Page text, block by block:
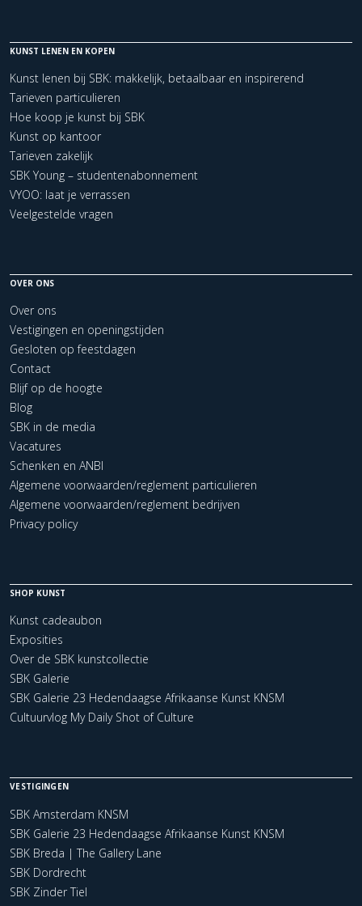
KUNST LENEN EN KOPEN
Kunst lenen bij SBK: makkelijk, betaalbaar en inspirerend
Tarieven particulieren
Hoe koop je kunst bij SBK
Kunst op kantoor
Tarieven zakelijk
SBK Young – studentenabonnement
VYOO: laat je verrassen
Veelgestelde vragen
OVER ONS
Over ons
Vestigingen en openingstijden
Gesloten op feestdagen
Contact
Blijf op de hoogte
Blog
SBK in de media
Vacatures
Schenken en ANBI
Algemene voorwaarden/reglement particulieren
Algemene voorwaarden/reglement bedrijven
Privacy policy
SHOP KUNST
Kunst cadeaubon
Exposities
Over de SBK kunstcollectie
SBK Galerie
SBK Galerie 23 Hedendaagse Afrikaanse Kunst KNSM
Cultuurvlog My Daily Shot of Culture
VESTIGINGEN
SBK Amsterdam KNSM
SBK Galerie 23 Hedendaagse Afrikaanse Kunst KNSM
SBK Breda | The Gallery Lane
SBK Dordrecht
SBK Zinder Tiel